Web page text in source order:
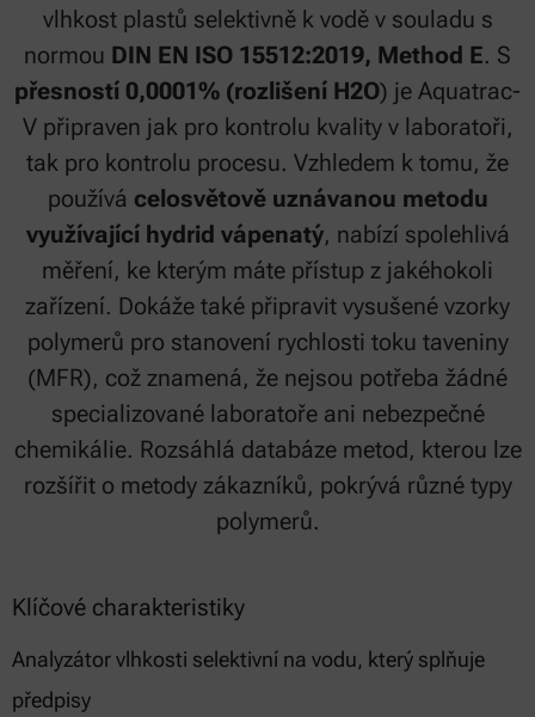
vlhkost plastů selektivně k vodě v souladu s
normou DIN EN ISO 15512:2019, Method E. S
přesností 0,0001% (rozlišení H2O) je Aquatrac-
V připraven jak pro kontrolu kvality v laboratoři,
tak pro kontrolu procesu. Vzhledem k tomu, že
používá celosvětově uznávanou metodu
využívající hydrid vápenatý, nabízí spolehlivá
měření, ke kterým máte přístup z jakéhokoli
zařízení. Dokáže také připravit vysušené vzorky
polymerů pro stanovení rychlosti toku taveniny
(MFR), což znamená, že nejsou potřeba žádné
specializované laboratoře ani nebezpečné
chemikálie. Rozsáhlá databáze metod, kterou lze
rozšířit o metody zákazníků, pokrývá různé typy
polymerů.
Klíčové charakteristiky
Analyzátor vlhkosti selektivní na vodu, který splňuje
předpisy